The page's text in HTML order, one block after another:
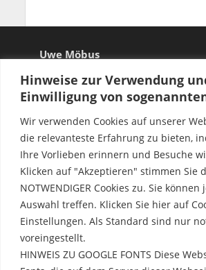
Hinweise zur Verwendung
Einwilligung von
Wir verwenden Cookies auf unserer
die relevanteste Erfahrung zu bieten,
Ihre Vorlieben erinnern und Besuche
Klicken auf "Akzeptieren" stimmen Sie
NOTWENDIGER Cookies zu. Sie
Auswahl treffen. Klicken Sie hier auf
Einstellungen. Als Standard sind nur
voreingestellt.
HINWEIS ZU GOOGLE FONTS Diese
Uwe Möbus